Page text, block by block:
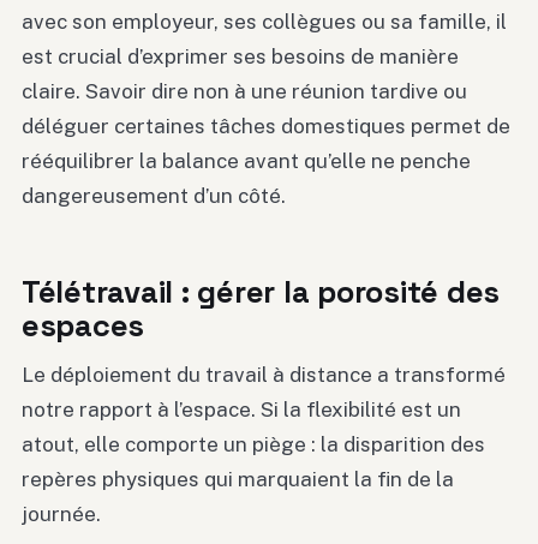
avec son employeur, ses collègues ou sa famille, il
est crucial d’exprimer ses besoins de manière
claire. Savoir dire non à une réunion tardive ou
déléguer certaines tâches domestiques permet de
rééquilibrer la balance avant qu’elle ne penche
dangereusement d’un côté.
Télétravail : gérer la porosité des
espaces
Le déploiement du travail à distance a transformé
notre rapport à l’espace. Si la flexibilité est un
atout, elle comporte un piège : la disparition des
repères physiques qui marquaient la fin de la
journée.